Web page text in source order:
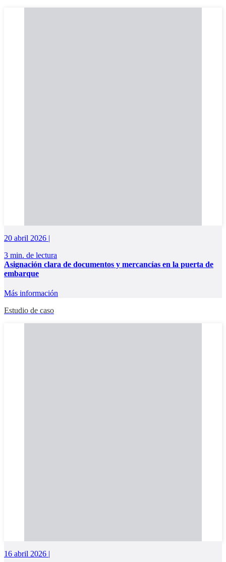
20 abril 2026 |
3 min. de lectura
Asignación clara de documentos y mercancías en la puerta de
embarque
Más información
Estudio de caso
16 abril 2026 |